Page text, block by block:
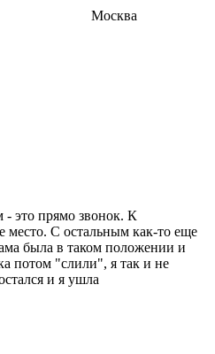
Москва
- это прямо звонок. К
С остальным как-то еще
была в таком положении и
потом "слили", я так и не
и я ушла